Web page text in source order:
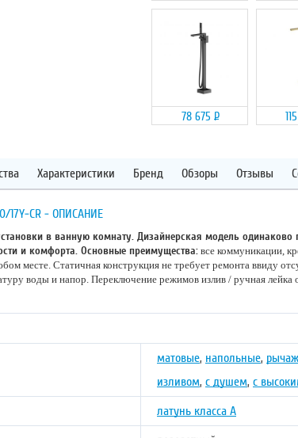
78 675 Р
Характеристики Бренд Обзоры Отзывы
17Y-CR - ОПИСАНИЕ
в ванную комнату. Дизайнерская модель одинаково
и комфорта. Основные преимущества:все коммуникации,
месте. Статичная конструкция не требует ремонта ввиду
воды и напор. Переключение режимов излив / ручная лейка
матовые, напольные,
изливом, с душем, с
латунь класса А